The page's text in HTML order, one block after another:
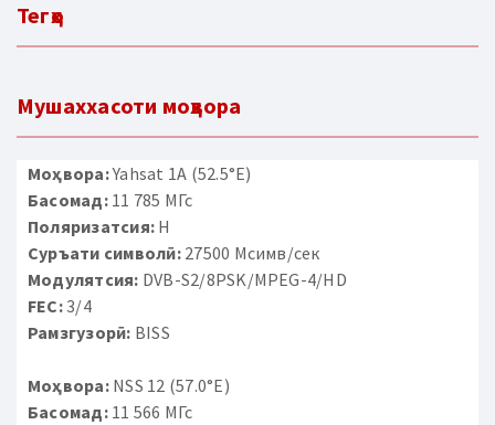
Тегҳо
Мушаххасоти моҳвора
Моҳвора:Yahsat 1A (52.5°E)
Басомад:11 785 МГс
Поляризатсия: H
Суръати символӣ:27500 Мсимв/сек
Модулятсия: DVB-S2/8PSK/MPEG-4/HD
FEC:3/4
Рамзгузорӣ: BISS
Моҳвора:NSS 12 (57.0°E)
Басомад:11 566 МГс